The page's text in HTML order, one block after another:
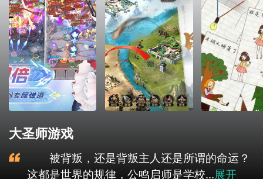
大圣师游戏
被背叛，还是背叛主人还是所谓的命运？
这都是世界的规律，公鸣启师是学校...展开